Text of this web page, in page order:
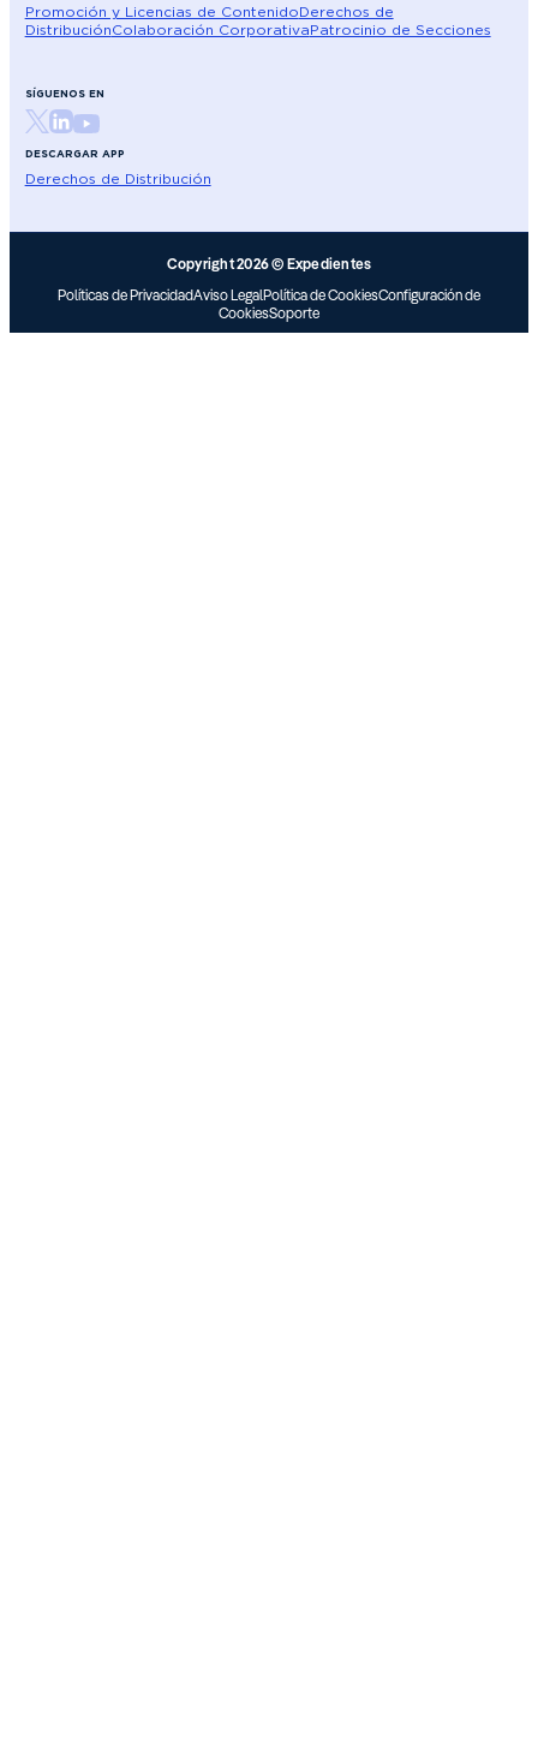
Promoción y Licencias de ContenidoDerechos de
DistribuciónColaboración CorporativaPatrocinio de Secciones
SÍGUENOS EN
DESCARGAR APP
Derechos de Distribución
Copyright 2026 © Expedientes
Políticas de PrivacidadAviso LegalPolítica de CookiesConfiguración de
CookiesSoporte